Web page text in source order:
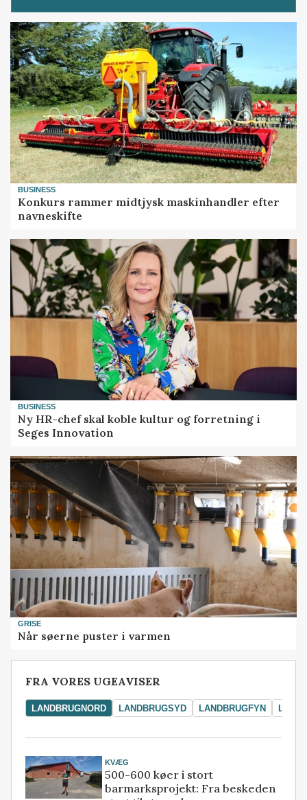
BUSINESS
Konkurs rammer midtjysk maskinhandler efter
navneskifte
BUSINESS
Ny HR-chef skal koble kultur og forretning i
Seges Innovation
GRISE
Når søerne puster i varmen
FRA VORES UGEAVISER
LANDBRUGNORD LANDBRUGSYD LANDBRUGFYN
KVÆG
500-600 køer i stort
barmarksprojekt: Fra beskeden